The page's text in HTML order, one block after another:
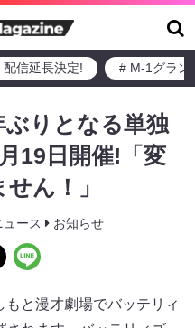
配信延長決定! # M-1グラン
りとなる単独
19日開催!「変
ん！」
ュース お知らせ
と漫才劇場でバッテリィ